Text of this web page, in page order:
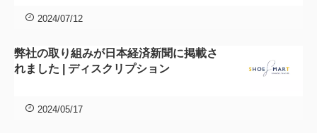
2024/07/12
弊社の取り組みが日本経済新聞に掲載さ
れました | ディスクリプション
2024/05/17